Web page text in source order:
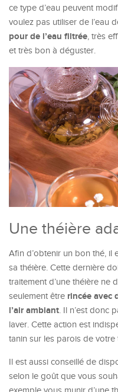
ce type d’eau peuvent
voulez pas utiliser de l’eau
pour de l’eau filtrée, très
et très bon à déguster.
Une théière
Afin d’obtenir un bon thé, il
sa théière. Cette dernière
traitement d’une théière ne
seulement être rincée avec
l’air ambiant. Il n’est donc
laver. Cette action est
tanin sur les parois de votre
Il est aussi conseillé de
selon le goût que vous